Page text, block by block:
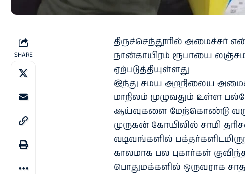
SHARE
திருச்செந்தூரில் அமைச்சர்
நான்காயிரம் ரூபாயை
ஏற்படுத்தியுள்ளது
இந்து சமய அறநிலைய
மாநிலம் முழுவதும் உள்ள
ஆய்வுகளை மேற்கொண்டு
முருகன் கோயிலில் சாமி
வடிவங்களில்
காலமாக பல புகார்கள்
பொதுமக்களில் ஒருவராக